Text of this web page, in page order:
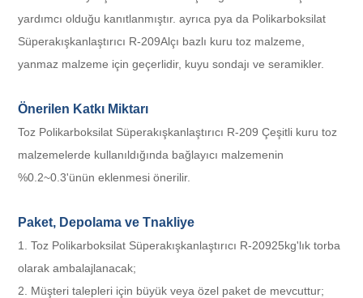
yardımcı olduğu kanıtlanmıştır. ayrıca pya da Polikarboksilat
Süperakışkanlaştırıcı R-209Alçı bazlı kuru toz malzeme,
yanmaz malzeme için geçerlidir, kuyu sondajıve seramikler.
Önerilen Katkı Miktarı
Toz Polikarboksilat Süperakışkanlaştırıcı R-209 Çeşitli kuru toz
malzemelerde kullanıldığında bağlayıcı malzemenin
%0.2~0.3'ünün eklenmesi önerilir.
Paket, Depolama ve Tnakliye
1.Toz Polikarboksilat Süperakışkanlaştırıcı R-20925kg'lık torba
olarak ambalajlanacak;
2. Müşteri talepleri için büyük veya özel paket de mevcuttur;